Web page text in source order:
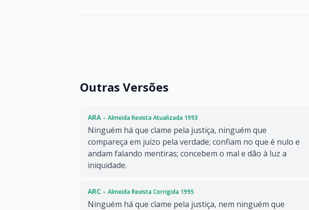
Outras Versões
ARA - Almeida Revista Atualizada 1993
Ninguém há que clame pela justiça, ninguém que
compareça em juízo pela verdade; confiam no que é nulo e
andam falando mentiras; concebem o mal e dão à luz a
iniquidade.
ARC - Almeida Revista Corrigida 1995
Ninguém há que clame pela justiça, nem ninguém que